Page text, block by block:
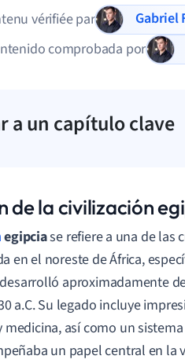
vérifiée par
Gabriel
comprobada por
a un capítulo clave
de la civilización
egipciase refiere a una de las
en el noreste de África,
aproximadamente
a.C. Su legado incluye
medicina, así como un
un papel central en la